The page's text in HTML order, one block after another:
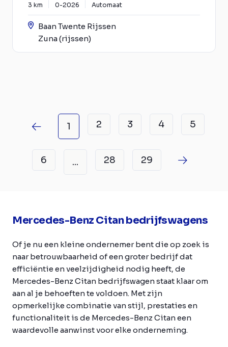
3 km 0-2026 Automaat
Baan Twente Rijssen
Zuna (rijssen)
1 2 3 4 5
6 ... 28 29
Mercedes-Benz Citan bedrijfswagens
Of je nu een kleine ondernemer bent die op zoek is
naar betrouwbaarheid of een groter bedrijf dat
efficiëntie en veelzijdigheid nodig heeft, de
Mercedes-Benz Citan bedrijfswagen staat klaar om
aan al je behoeften te voldoen. Met zijn
opmerkelijke combinatie van stijl, prestaties en
functionaliteit is de Mercedes-Benz Citan een
waardevolle aanwinst voor elke onderneming.